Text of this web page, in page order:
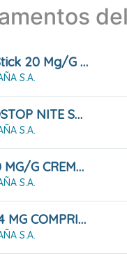
AZARON Stick 20 Mg/g Barra Cutánea
S.A.
BRONCHOSTOP NITE SOLUCIÓN ORAL, 1 Frasco De 120 Ml
S.A.
FENIVIR 10 MG/G CREMA 2 G
S.A.
NIQUITIN 4 MG COMPRIMIDOS PARA CHUPAR SABOR MENTA, 20 COMPRIMIDOS
S.A.